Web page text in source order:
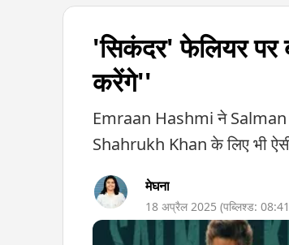
'सिकंदर' फेलियर पर
करेंगे''
Emraan Hashmi ने Salman
Shahrukh Khan के लिए भी
मेघना
18 अप्रैल 2025 (पब्लिश्ड: